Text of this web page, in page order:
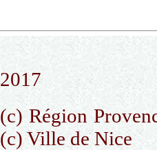
2017
(c) Région
(c) Ville de Nice